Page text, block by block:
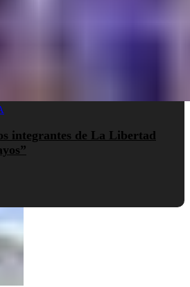
integrantes de La Libertad